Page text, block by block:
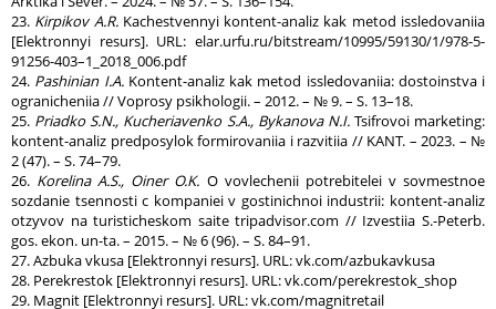
23. Kirpikov A.R.Kachestvennyi kontent-analiz kak metod issledovaniia
[Elektronnyi resurs]. URL: elar.urfu.ru/bitstream/10995/59130/1/978-5-
91256-403–1_2018_006.pdf
24. Pashinian I.A.Kontent-analiz kak metod issledovaniia: dostoinstva i
ogranicheniia // Voprosy psikhologii. – 2012. – № 9. – S. 13–18.
25. Priadko S.N., Kucheriavenko S.A., Bykanova N.I.Tsifrovoi marketing:
kontent-analiz predposylok formirovaniia i razvitiia // KANT. – 2023. – №
2 (47). – S. 74–79.
26. Korelina A.S., Oiner O.K. O vovlechenii potrebitelei v sovmestnoe
sozdanie tsennosti c kompaniei v gostinichnoi industrii: kontent-analiz
otzyvov na turisticheskom saite tripadvisor.com // Izvestiia S.-Peterb.
gos. ekon. un-ta. – 2015. – № 6 (96). – S. 84–91.
27. Azbuka vkusa [Elektronnyi resurs]. URL: vk.com/azbukavkusa
28. Perekrestok [Elektronnyi resurs]. URL: vk.com/perekrestok_shop
29. Magnit [Elektronnyi resurs]. URL: vk.com/magnitretail